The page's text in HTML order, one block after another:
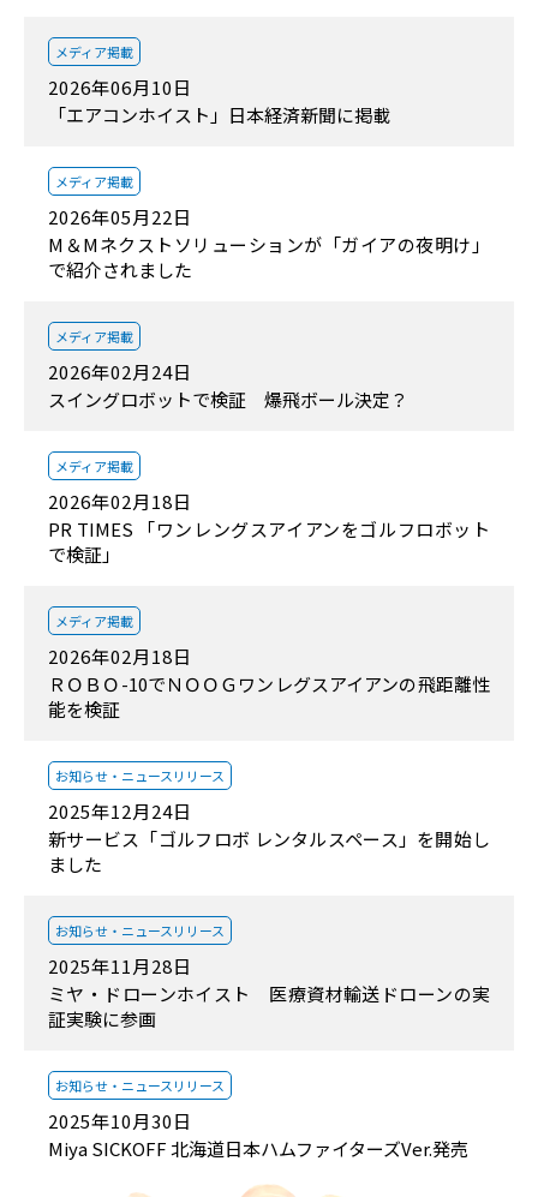
2026年06月10日
メディア掲載
「エアコンホイスト」日本経済新聞に掲載
2026年05月22日
メディア掲載
M＆Mネクストソリューションが「ガイアの夜明け」
で紹介されました
2026年02月24日
メディア掲載
スイングロボットで検証 爆飛ボール決定？
2026年02月18日
メディア掲載
PR TIMES 「ワンレングスアイアンをゴルフロボット
で検証」
2026年02月18日
メディア掲載
ＲＯＢＯ-10でＮＯＯＧワンレグスアイアンの飛距離性
能を検証
2025年12月24日
お知らせ・ ニュースリリース
新サービス「ゴルフロボ レンタルスペース」を開始し
ました
2025年11月28日
お知らせ・ ニュースリリース
ミヤ・ドローンホイスト 医療資材輸送ドローンの実
証実験に参画
2025年10月30日
お知らせ・ ニュースリリース
Miya SICKOFF 北海道日本ハムファイターズVer.発売